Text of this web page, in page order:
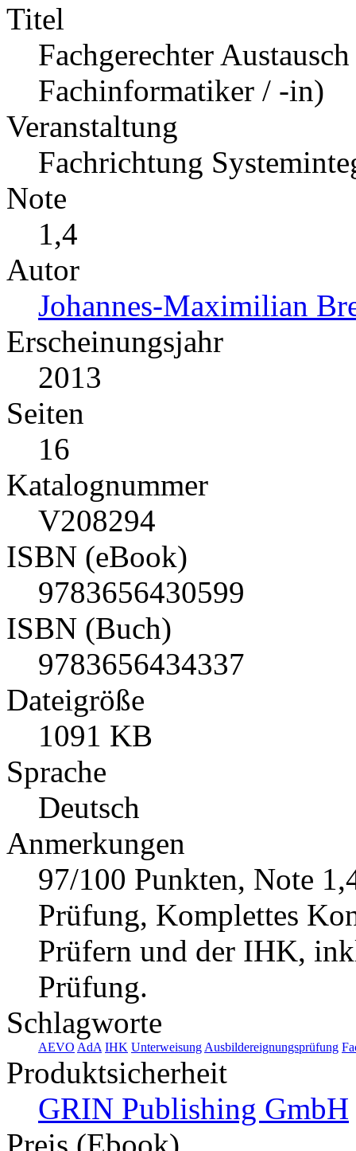
Titel
Fachgerechter
Fachinformatiker / -in)
Veranstaltung
Fachrichtung
Note
1,4
Autor
Johannes-Maximilian
Erscheinungsjahr
2013
Seiten
16
Katalognummer
V208294
ISBN (eBook)
9783656430599
ISBN (Buch)
9783656434337
Dateigröße
1091 KB
Sprache
Deutsch
Anmerkungen
97/100 Punkten, Note
Prüfung, Komplettes
Prüfern und der IHK,
Prüfung.
Schlagworte
AEVO AdA IHK Unterweisung Ausbildereignungsprüfung
Produktsicherheit
GRIN Publishing GmbH
Preis (Ebook)